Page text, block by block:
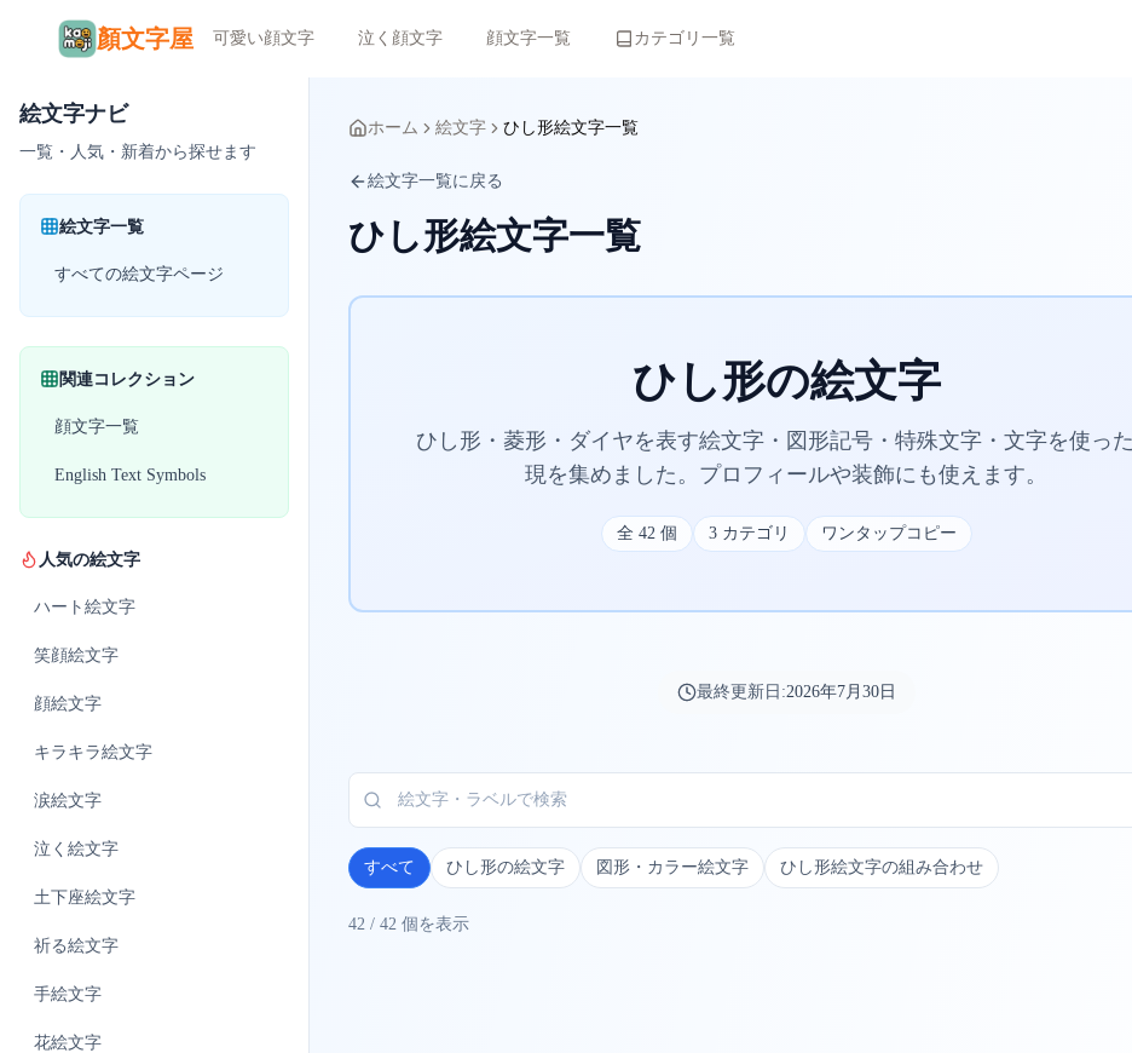
顏文字屋 可愛い顔文字 泣く顔文字 顔文字一覧 カテゴリ一覧
絵文字ナビ
一覧・人気・新着から探せます
絵文字一覧
すべての絵文字ページ
関連コレクション
顔文字一覧
English Text Symbols
人気の絵文字
ハート 絵文字
笑顔絵文字
顔絵文字
キラキラ絵文字
涙絵文字
泣く 絵文字
土下座絵文字
祈る絵文字
手絵文字
花絵文字
ホーム 絵文字 ひし形絵文字一覧
絵文字一覧に戻る
ひし形絵文字一覧
ひし形の絵文字
ひし形・菱形・ダイヤを表す絵文字・図形記号・特殊文字・文字を使っ
現を集めました。プロフィールや装飾にも使えます。
全 42個 3カテゴリ ワンタップコピー
最終更新日:2026年7月30日
すべて ひし形の絵文字 図形・カラー絵文字 ひし形絵文字の組み合わせ
42 / 42 個を表示